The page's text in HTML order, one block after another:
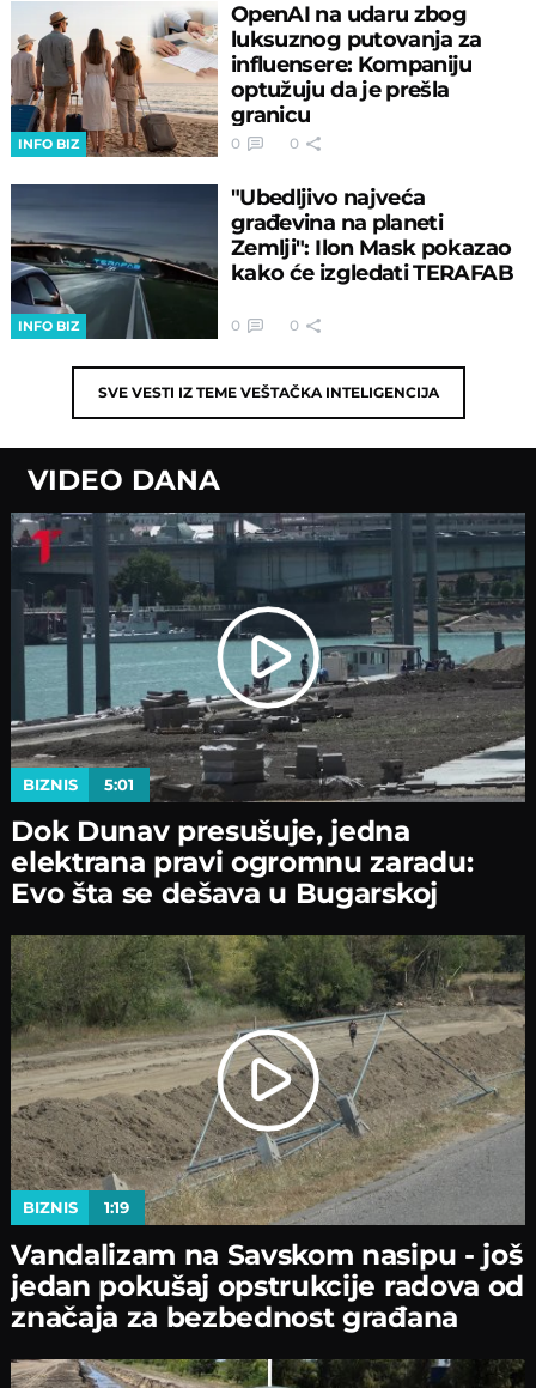
INFO BIZ
OpenAI na udaru zbog
luksuznog putovanja za
influensere: Kompaniju
optužuju da je prešla
granicu
0 0
INFO BIZ
"Ubedljivo najveća
građevina na planeti
Zemlji": Ilon Mask pokazao
kako će izgledati TERAFAB
0 0
SVE VESTI IZ TEME VEŠTAČKA INTELIGENCIJA
VIDEO DANA
BIZNIS 5:01
Dok Dunav presušuje, jedna
elektrana pravi ogromnu zaradu:
Evo šta se dešava u Bugarskoj
BIZNIS 1:19
Vandalizam na Savskom nasipu - јoš
јedan pokušaј opstrukciјe radova od
značaјa za bezbednost građana